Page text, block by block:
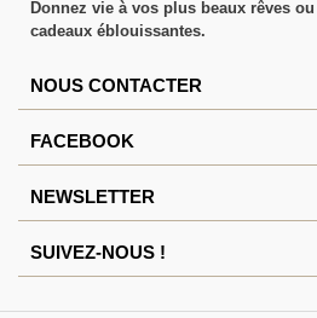
Donnez vie à vos plus beaux rêves
cadeaux éblouissantes.
NOUS CONTACTER
FACEBOOK
NEWSLETTER
SUIVEZ-NOUS !